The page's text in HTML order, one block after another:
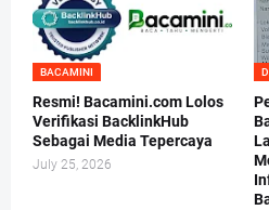
BACAMINI
Resmi! Bacamini.com Lolos
Verifikasi BacklinkHub
Sebagai Media Tepercaya
July 25, 2026